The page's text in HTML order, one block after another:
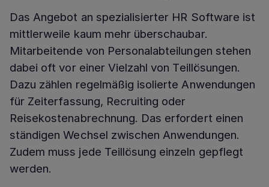
Das Angebot an spezialisierter HR Software ist
mittlerweile kaum mehr überschaubar.
Mitarbeitende von Personalabteilungen stehen
dabei oft vor einer Vielzahl von Teillösungen.
Dazu zählen regelmäßig isolierte Anwendungen
für Zeiterfassung, Recruiting oder
Reisekostenabrechnung. Das erfordert einen
ständigen Wechsel zwischen Anwendungen.
Zudem muss jede Teillösung einzeln gepflegt
werden.